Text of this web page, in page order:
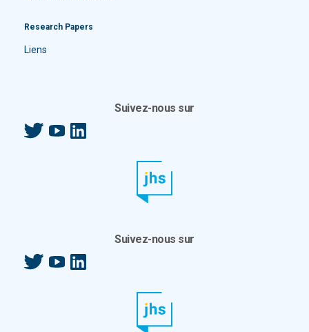
Research Papers
Liens
Suivez-nous sur
TwitterYouTubeLinkedIn
Suivez-nous sur
TwitterYouTubeLinkedIn